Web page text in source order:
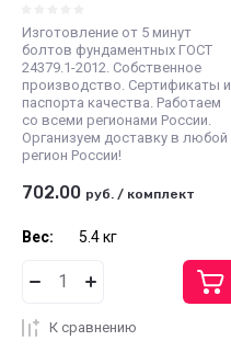
Изготовление от 5 минут
болтов фундаментных ГОСТ
24379.1-2012. Собственное
производство. Сертификаты и
паспорта качества. Работаем
со всеми регионами России.
Организуем доставку в любой
регион России!
702.00 руб. / комплект
Вес: 5.4 кг
К сравнению